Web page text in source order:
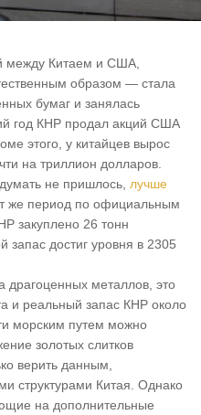
между Китаем и США,
образом — стала
бумаг и занялась
год КНР продал акций США
этого, у китайцев вырос
на триллион долларов.
не пришлось, лучше
же период по официальным
закуплено 26 тонн
запас достиг уровня в 2305
драгоценных металлов, это
и реальный запас КНР около
морским путем можно
золотых слитков
верить данным,
структурами Китая. Однако
на дополнительные